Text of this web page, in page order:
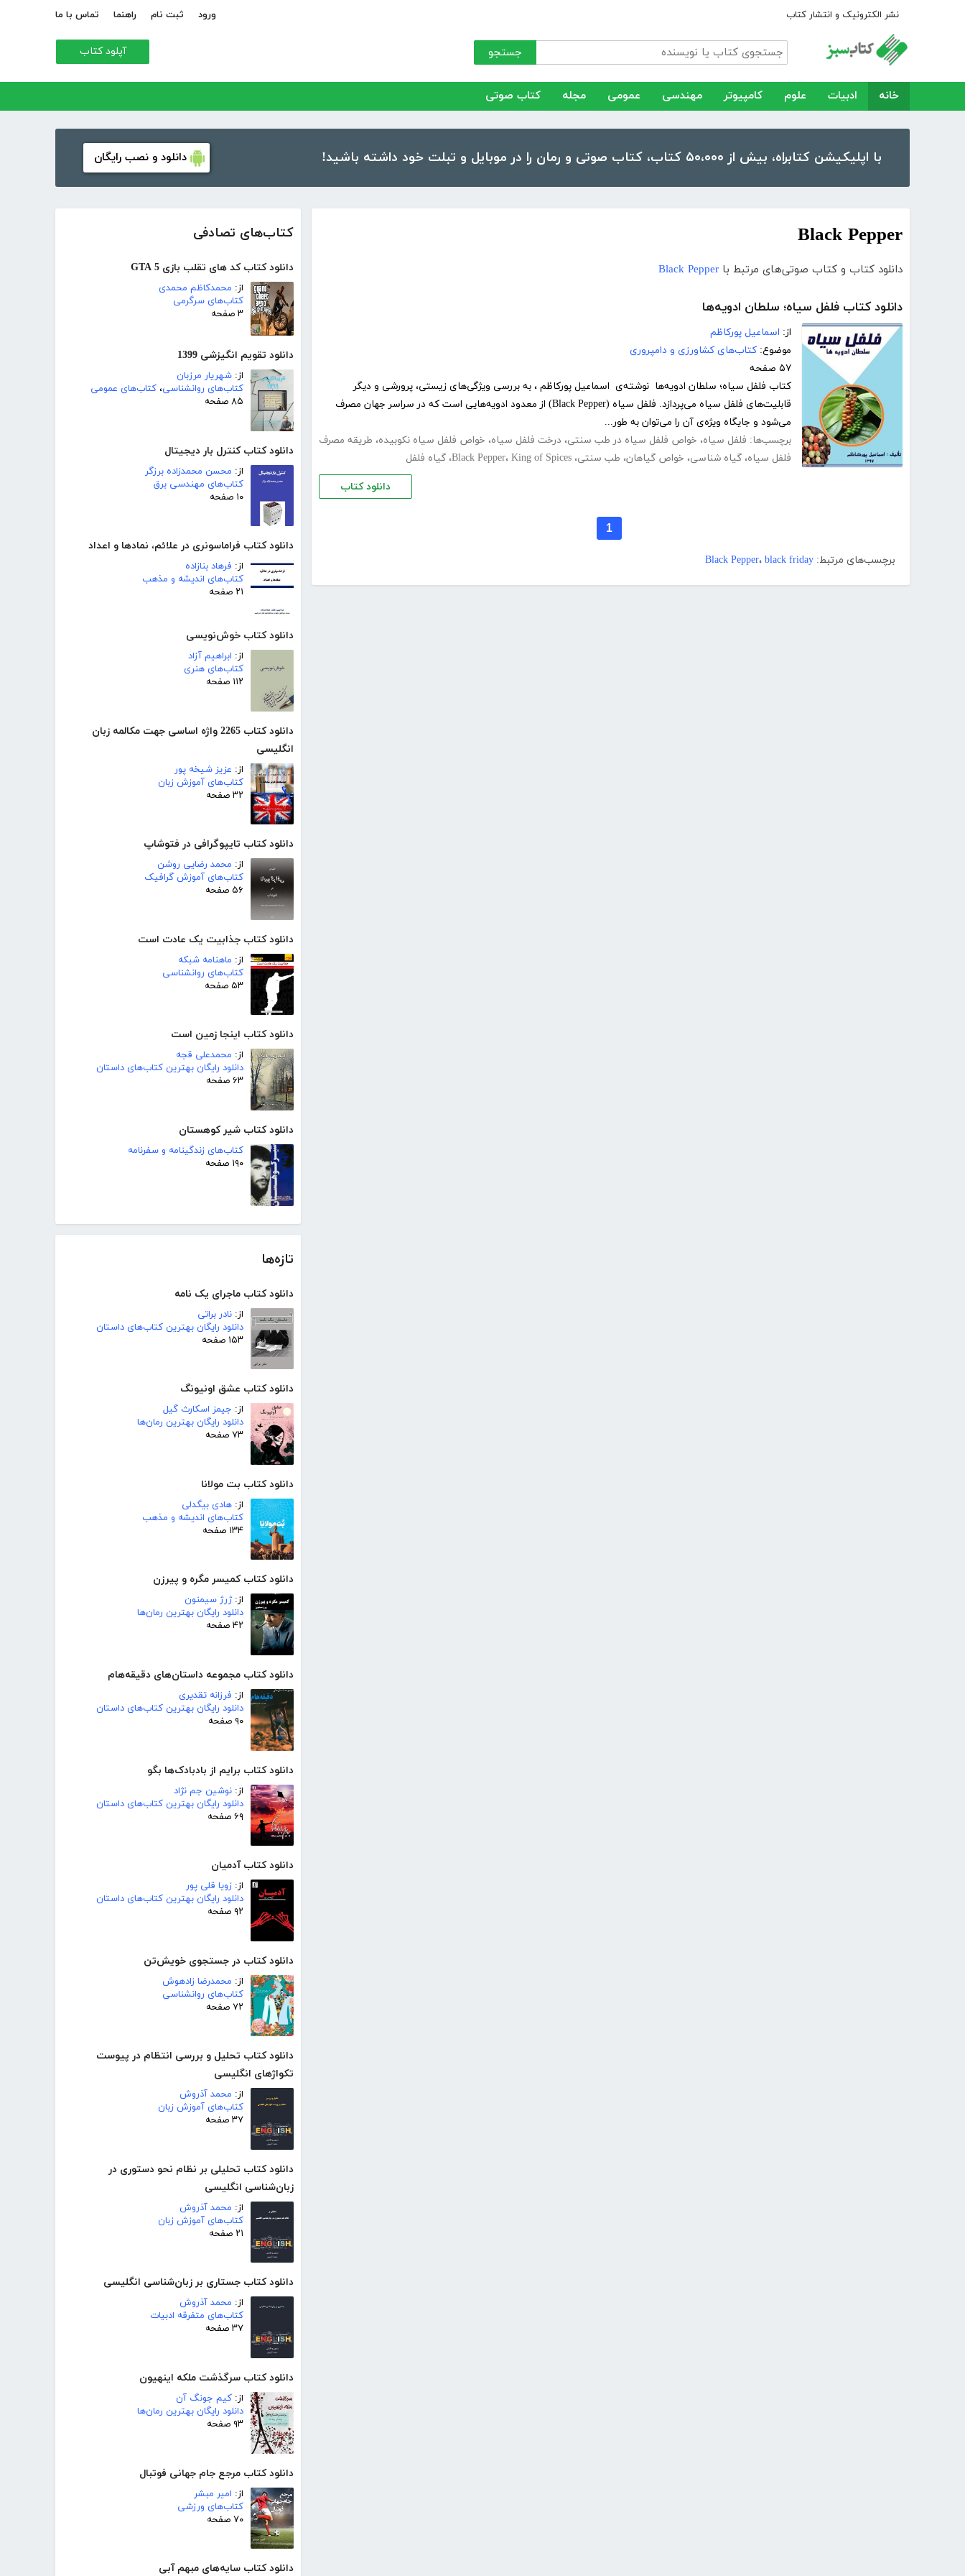
نشر الکترونیک و انتشار کتاب ورود ثبت نام راهنما تماس با ما
جستجو آپلود کتاب
خانه ادبیات علوم کامپیوتر مهندسی عمومی مجله کتاب صوتی
با اپلیکیشن کتابراه، بیش از ۵۰،۰۰۰ کتاب، کتاب صوتی و رمان را در موبایل و تبلت خود داشته باشید! دانلود و نصب رایگان
کتاب‌های تصادفی
دانلود کتاب کد های تقلب بازی GTA 5
از: محمدکاظم محمدی
کتاب‌های سرگرمی
۳ صفحه
دانلود تقویم انگیزشی 1399
از: شهریار مرزبان
کتاب‌های روانشناسی، کتاب‌های عمومی
۸۵ صفحه
دانلود کتاب کنترل بار دیجیتال
از: محسن محمدزاده برزگر
کتاب‌های مهندسی برق
۱۰ صفحه
دانلود کتاب فراماسونری در علائم، نمادها و اعداد
از: فرهاد بنازاده
کتاب‌های اندیشه و مذهب
۲۱ صفحه
دانلود کتاب خوش‌نویسی
از: ابراهیم آزاد
کتاب‌های هنری
۱۱۲ صفحه
دانلود کتاب 2265 واژه اساسی جهت مکالمه زبان
انگلیسی
از: عزیز شیخه پور
کتاب‌های آموزش زبان
۳۲ صفحه
دانلود کتاب تایپوگرافی در فتوشاپ
از: محمد رضایی روشن
کتاب‌های آموزش گرافیک
۵۶ صفحه
دانلود کتاب جذابیت یک عادت است
از: ماهنامه شبکه
کتاب‌های روانشناسی
۵۳ صفحه
دانلود کتاب اینجا زمین است
از: محمدعلی قجه
دانلود رایگان بهترین کتاب‌های داستان
۶۳ صفحه
دانلود کتاب شیر کوهستان
کتاب‌های زندگینامه و سفرنامه
۱۹۰ صفحه
تازه‌ها
دانلود کتاب ماجرای یک نامه
از: نادر براتی
دانلود رایگان بهترین کتاب‌های داستان
۱۵۳ صفحه
دانلود کتاب عشق اونیونگ
از: جیمز اسکارث گیل
دانلود رایگان بهترین رمان‌ها
۷۳ صفحه
دانلود کتاب بت مولانا
از: هادی بیگدلی
کتاب‌های اندیشه و مذهب
۱۳۴ صفحه
دانلود کتاب کمیسر مگره و پیرزن
از:ژرژ سیمنون
دانلود رایگان بهترین رمان‌ها
۴۲ صفحه
دانلود کتاب مجموعه داستان‌های دقیقه‌هام
از: فرزانه تقدیری
دانلود رایگان بهترین کتاب‌های داستان
۹۰ صفحه
دانلود کتاب برایم از بادبادک‌ها بگو
از: نوشین جم نژاد
دانلود رایگان بهترین کتاب‌های داستان
۶۹ صفحه
دانلود کتاب آدمیان
از: زویا قلی پور
دانلود رایگان بهترین کتاب‌های داستان
۹۲ صفحه
دانلود کتاب در جستجوی خویش‌تن
از: محمدرضا زادهوش
کتاب‌های روانشناسی
۷۲ صفحه
دانلود کتاب تحلیل و بررسی انتظام در پیوست
تکواژهای انگلیسی
از: محمد آذروش
کتاب‌های آموزش زبان
۳۷ صفحه
دانلود کتاب تحلیلی بر نظام نحو دستوری در
زبان‌شناسی انگلیسی
از: محمد آذروش
کتاب‌های آموزش زبان
۲۱ صفحه
دانلود کتاب جستاری بر زبان‌شناسی انگلیسی
از: محمد آذروش
کتاب‌های متفرقه ادبیات
۳۷ صفحه
دانلود کتاب سرگذشت ملکه اینهیون
از: کیم جونگ آن
دانلود رایگان بهترین رمان‌ها
۹۳ صفحه
دانلود کتاب مرجع جام جهانی فوتبال
از: امیر مبشر
کتاب‌های ورزشی
۷۰ صفحه
دانلود کتاب سایه‌های مبهم آبی
Black Pepper
دانلود کتاب و کتاب صوتی‌های مرتبط با Black Pepper
دانلود کتاب فلفل سیاه؛ سلطان ادویه‌ها
از: اسماعیل پورکاظم
موضوع: کتاب‌های کشاورزی و دامپروری
۵۷ صفحه
کتاب فلفل سیاه؛ سلطان ادویه‌ها نوشته‌ی اسماعیل پورکاظم ، به بررسی ویژگی‌های زیستی، پرورشی و دیگر
قابلیت‌های فلفل سیاه می‌پردازد. فلفل سیاه (Black Pepper) از معدود ادویه‌هایی است که در سراسر جهان مصرف
می‌شود و جایگاه ویژه‌ی آن را می‌توان به طور...
برچسب‌ها: فلفل سیاه، خواص فلفل سیاه در طب سنتی، درخت فلفل سیاه، خواص فلفل سیاه نکوبیده، طریقه مصرف
فلفل سیاه، گیاه شناسی، خواص گیاهان، طب سنتی، Black Pepper، King of Spices ، گیاه فلفل
دانلود کتاب
1
برچسب‌های مرتبط: Black Pepper، black friday